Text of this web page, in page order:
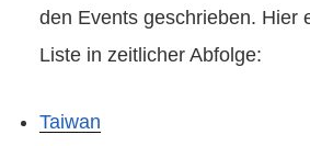
den Events geschrieben. Hier
Liste in zeitlicher Abfolge:
Taiwan